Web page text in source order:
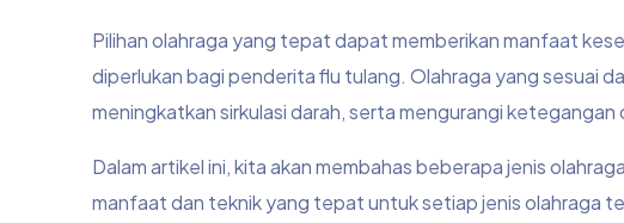
Pilihan olahraga yang tepat dapat memberikan manfaat
diperlukan bagi penderita flu tulang. Olahraga yang sesuai
meningkatkan sirkulasi darah, serta mengurangi
Dalam artikel ini, kita akan membahas beberapa jenis
manfaat dan teknik yang tepat untuk setiap jenis olahraga